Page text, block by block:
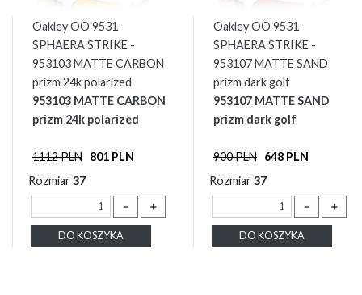
Oakley OO 9531
SPHAERA STRIKE -
953103 MATTE CARBON
prizm 24k polarized
953103 MATTE CARBON
prizm 24k polarized
1112 PLN 801 PLN
Rozmiar37
－ ＋
DO KOSZYKA
Oakley OO 9531
SPHAERA STRIKE -
953107 MATTE SAND
prizm dark golf
953107 MATTE SAND
prizm dark golf
900 PLN 648 PLN
Rozmiar37
－ ＋
DO KOSZYKA